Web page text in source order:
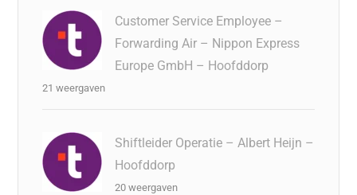
Customer Service Employee –
Forwarding Air – Nippon Express
Europe GmbH – Hoofddorp
21 weergaven
Shiftleider Operatie – Albert Heijn –
Hoofddorp
20 weergaven